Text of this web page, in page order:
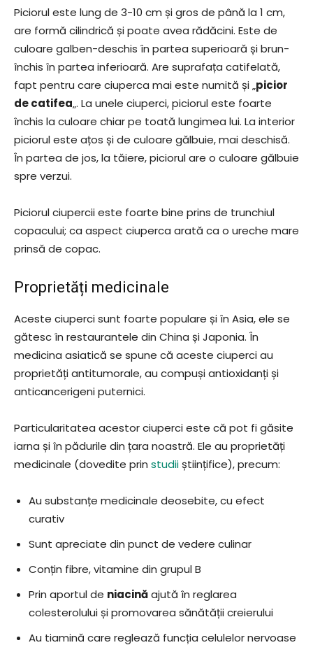
Piciorul este lung de 3-10 cm și gros de până la 1 cm,
are formă cilindrică și poate avea rădăcini. Este de
culoare galben-deschis în partea superioară și brun-
închis în partea inferioară. Are suprafața catifelată,
fapt pentru care ciuperca mai este numită și „picior
de catifea„. La unele ciuperci, piciorul este foarte
închis la culoare chiar pe toată lungimea lui. La interior
piciorul este ațos și de culoare gălbuie, mai deschisă.
În partea de jos, la tăiere, piciorul are o culoare gălbuie
spre verzui.
Piciorul ciupercii este foarte bine prins de trunchiul
copacului; ca aspect ciuperca arată ca o ureche mare
prinsă de copac.
Proprietăți medicinale
Aceste ciuperci sunt foarte populare și în Asia, ele se
gătesc în restaurantele din China și Japonia. În
medicina asiatică se spune că aceste ciuperci au
proprietăți antitumorale, au compuși antioxidanți și
anticancerigeni puternici.
Particularitatea acestor ciuperci este că pot fi găsite
iarna și în pădurile din țara noastră. Ele au proprietăți
medicinale (dovedite prin studiiștiințifice), precum:
Au substanțe medicinale deosebite, cu efect
curativ
Sunt apreciate din punct de vedere culinar
Conțin fibre, vitamine din grupul B
Prin aportul de niacinăajută în reglarea
colesterolului și promovarea sănătății creierului
Au tiamină care reglează funcția celulelor nervoase